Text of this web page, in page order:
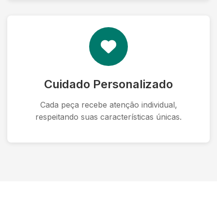
Cuidado Personalizado
Cada peça recebe atenção individual,
respeitando suas características únicas.